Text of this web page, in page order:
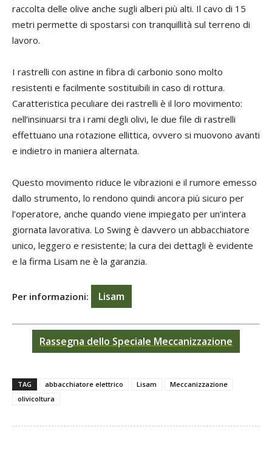
raccolta delle olive anche sugli alberi più alti. Il cavo di 15
metri permette di spostarsi con tranquillità sul terreno di
lavoro.
I rastrelli con astine in fibra di carbonio sono molto
resistenti e facilmente sostituibili in caso di rottura.
Caratteristica peculiare dei rastrelli è il loro movimento:
nell’insinuarsi tra i rami degli olivi, le due file di rastrelli
effettuano una rotazione ellittica, ovvero si muovono avanti
e indietro in maniera alternata.
Questo movimento riduce le vibrazioni e il rumore emesso
dallo strumento, lo rendono quindi ancora più sicuro per
l’operatore, anche quando viene impiegato per un’intera
giornata lavorativa. Lo Swing è davvero un abbacchiatore
unico, leggero e resistente; la cura dei dettagli è evidente
e la firma Lisam ne è la garanzia.
Per informazioni: Lisam
Rassegna dello Speciale Meccanizzazione
TAG abbacchiatore elettrico Lisam
Meccanizzazione
olivicoltura